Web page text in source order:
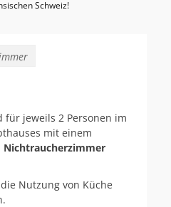
Schweiz!
für jeweils 2 Personen im
mit einem
Nichtraucherzimmer
Nutzung von Küche